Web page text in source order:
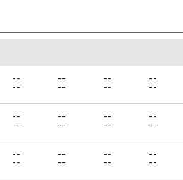
--
--
--
--
--
--
--
--
--
--
--
--
--
--
--
--
--
--
--
--
--
--
--
--